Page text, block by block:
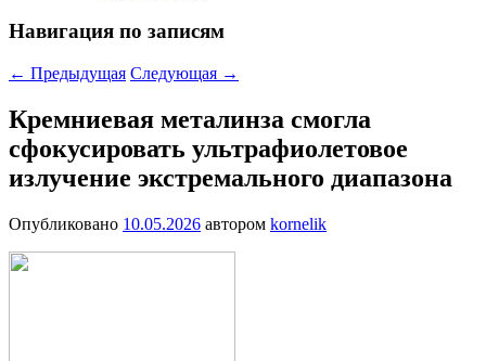
Навигация по записям
← Предыдущая Следующая →
Кремниевая металинза смогла
сфокусировать ультрафиолетовое
излучение экстремального диапазона
Опубликовано 10.05.2026 автором kornelik